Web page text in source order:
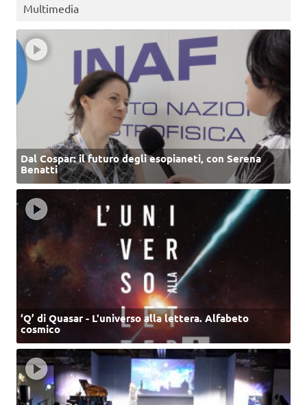
Multimedia
Dal Cospar: il futuro degli esopianeti, con Serena
Benatti
‘Q’ di Quasar - L'universo alla lettera. Alfabeto
cosmico